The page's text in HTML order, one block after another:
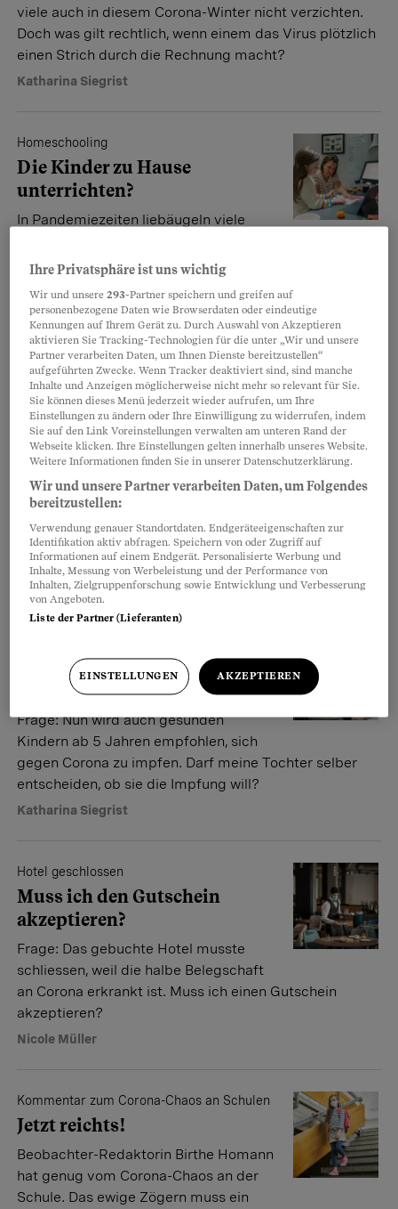
viele auch in diesem Corona-Winter nicht verzichten.
Doch was gilt rechtlich, wenn einem das Virus plötzlich
einen Strich durch die Rechnung macht?
Katharina Siegrist
Homeschooling
Die Kinder zu Hause
unterrichten?
In Pandemiezeiten liebäugeln viele
Erlaubt ist es nicht überall – und damit es gelingt, muss
Corinne Strebel Schlatter
Coronavirus
Weshalb Omikron die
Pandemie beenden könnte
Kann ausgerechnet die
hochansteckende Omikron-Variante
des Coronavirus das Ende der Pandemie
näherbringen? Hinweise in den letzten Tagen und
Wochen geben Anlass für vorsichtigen Optimismus.
Doch es sind noch einige Hürden zu bewältigen.
Frederik Jötten
Dürfen Minderjährige selbst
entscheiden?
Frage: Nun wird auch gesunden
Kindern ab 5 Jahren empfohlen, sich
gegen Corona zu impfen. Darf meine Tochter selber
entscheiden, ob sie die Impfung will?
Katharina Siegrist
Hotel geschlossen
Muss ich den Gutschein
akzeptieren?
Frage: Das gebuchte Hotel musste
schliessen, weil die halbe Belegschaft
an Corona erkrankt ist. Muss ich einen Gutschein
akzeptieren?
Nicole Müller
Kommentar zum Corona-Chaos an Schulen
Jetzt reichts!
Beobachter-Redaktorin Birthe Homann
hat genug vom Corona-Chaos an der
Schule. Das ewige Zögern muss ein
Ihre Privatsphäre ist uns wichtig
Wir und unsere293-Partner speichern und greifen auf
personenbezogene Daten wie Browserdaten oder eindeutige
Kennungen auf Ihrem Gerät zu. Durch Auswahl von Akzeptieren
aktivieren Sie Tracking-Technologien für die unter „Wir und unsere
Partner verarbeiten Daten, um Ihnen Dienste bereitzustellen“
aufgeführten Zwecke. Wenn Tracker deaktiviert sind, sind manche
Inhalte und Anzeigen möglicherweise nicht mehr so relevant für Sie.
Sie können dieses Menü jederzeit wieder aufrufen, um Ihre
Einstellungen zu ändern oder Ihre Einwilligung zu widerrufen, indem
Sie auf den Link Voreinstellungen verwalten am unteren Rand der
Webseite klicken. Ihre Einstellungen gelten innerhalb unseres Website.
Weitere Informationen finden Sie in unserer Datenschutzerklärung.
Wir und unsere Partner verarbeiten Daten, um Folgendes
bereitzustellen:
Verwendung genauer Standortdaten. Endgeräteeigenschaften zur
Identifikation aktiv abfragen. Speichern von oder Zugriff auf
Informationen auf einem Endgerät. Personalisierte Werbung und
Inhalte, Messung von Werbeleistung und der Performance von
Inhalten, Zielgruppenforschung sowie Entwicklung und Verbesserung
von Angeboten.
Liste der Partner (Lieferanten)
EINSTELLUNGEN AKZEPTIEREN